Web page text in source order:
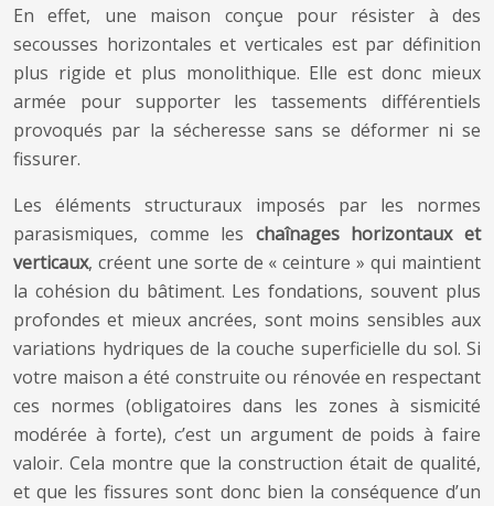
En effet, une maison conçue pour résister à des
secousses horizontales et verticales est par définition
plus rigide et plus monolithique. Elle est donc mieux
armée pour supporter les tassements différentiels
provoqués par la sécheresse sans se déformer ni se
fissurer.
Les éléments structuraux imposés par les normes
parasismiques, comme les chaînages horizontaux et
verticaux, créent une sorte de « ceinture » qui maintient
la cohésion du bâtiment. Les fondations, souvent plus
profondes et mieux ancrées, sont moins sensibles aux
variations hydriques de la couche superficielle du sol. Si
votre maison a été construite ou rénovée en respectant
ces normes (obligatoires dans les zones à sismicité
modérée à forte), c’est un argument de poids à faire
valoir. Cela montre que la construction était de qualité,
et que les fissures sont donc bien la conséquence d’un